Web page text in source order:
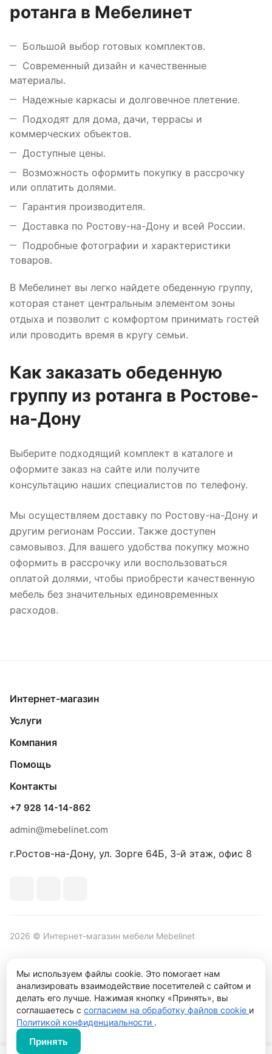
ротанга в Мебелинет
Большой выбор готовых комплектов.
Современный дизайн и качественные
материалы.
Надежные каркасы и долговечное плетение.
Подходят для дома, дачи, террасы и
коммерческих объектов.
Доступные цены.
Возможность оформить покупку в рассрочку
или оплатить долями.
Гарантия производителя.
Доставка по Ростову-на-Дону и всей России.
Подробные фотографии и характеристики
товаров.
В Мебелинет вы легко найдете обеденную группу,
которая станет центральным элементом зоны
отдыха и позволит с комфортом принимать гостей
или проводить время в кругу семьи.
Как заказать обеденную
группу из ротанга в Ростове-
на-Дону
Выберите подходящий комплект в каталоге и
оформите заказ на сайте или получите
консультацию наших специалистов по телефону.
Мы осуществляем доставку по Ростову-на-Дону и
другим регионам России. Также доступен
самовывоз. Для вашего удобства покупку можно
оформить в рассрочку или воспользоваться
оплатой долями, чтобы приобрести качественную
мебель без значительных единовременных
расходов.
Интернет-магазин
Услуги
Компания
Помощь
Контакты
+7 928 14-14-862
admin@mebelinet.com
г.Ростов-на-Дону, ул. Зорге 64Б, 3-й этаж, офис 8
2026 © Интернет-магазин мебели Mebelinet
Политика обработки персональных данных Политика
конфиденциальности
Продвижение сайта студияРекламный контент
Мы используем файлы cookie. Это помогает нам
анализировать взаимодействие посетителей с сайтом и
делать его лучше. Нажимая кнопку «Принять», вы
соглашаетесь с согласием на обработку файлов cookie и
Политикой конфиденциальности .
Принять